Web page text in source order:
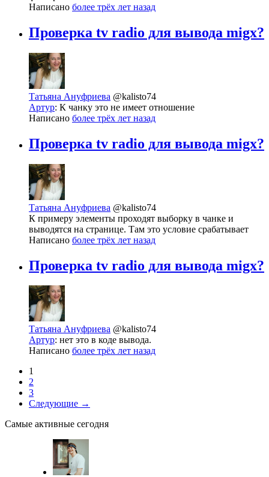
Написано более трёх лет назад
Проверка tv radio для вывода migx?
Татьяна Ануфриева @kalisto74
Артур: К чанку это не имеет отношение
Написано более трёх лет назад
Проверка tv radio для вывода migx?
Татьяна Ануфриева @kalisto74
К примеру элементы проходят выборку в чанке и
выводятся на странице. Там это условие срабатывает
Написано более трёх лет назад
Проверка tv radio для вывода migx?
Татьяна Ануфриева @kalisto74
Артур: нет это в коде вывода.
Написано более трёх лет назад
1
2
3
Следующие →
Самые активные сегодня